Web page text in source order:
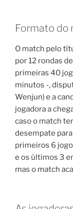
Formato do
O match pelo
por 12 rondas
primeiras 40
minutos -,
Wenjun) e a
jogadora a
caso o match
desempate
primeiros 6
e os últimos 3
mas o match